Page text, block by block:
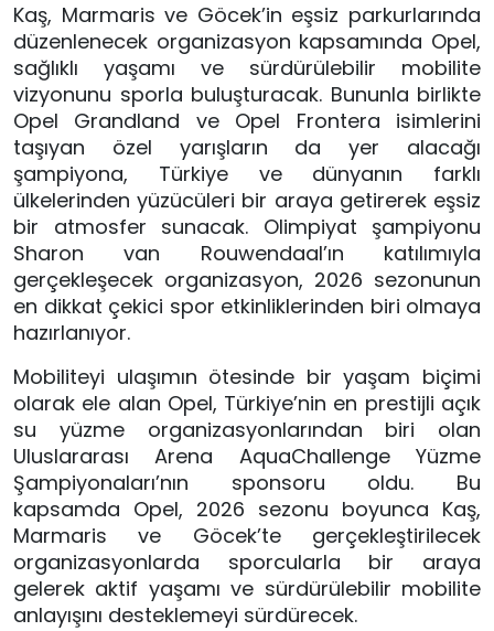
Kaş, Marmaris ve Göcek’in eşsiz parkurlarında
düzenlenecek organizasyon kapsamında Opel,
sağlıklı yaşamı ve sürdürülebilir mobilite
vizyonunu sporla buluşturacak. Bununla birlikte
Opel Grandland ve Opel Frontera isimlerini
taşıyan özel yarışların da yer alacağı
şampiyona, Türkiye ve dünyanın farklı
ülkelerinden yüzücüleri bir araya getirerek eşsiz
bir atmosfer sunacak. Olimpiyat şampiyonu
Sharon van Rouwendaal’ın katılımıyla
gerçekleşecek organizasyon, 2026 sezonunun
en dikkat çekici spor etkinliklerinden biri olmaya
hazırlanıyor.
Mobiliteyi ulaşımın ötesinde bir yaşam biçimi
olarak ele alan Opel, Türkiye’nin en prestijli açık
su yüzme organizasyonlarından biri olan
Uluslararası Arena AquaChallenge Yüzme
Şampiyonaları’nın sponsoru oldu. Bu
kapsamda Opel, 2026 sezonu boyunca Kaş,
Marmaris ve Göcek’te gerçekleştirilecek
organizasyonlarda sporcularla bir araya
gelerek aktif yaşamı ve sürdürülebilir mobilite
anlayışını desteklemeyi sürdürecek.